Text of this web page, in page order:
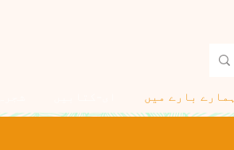
ہمارے بارے میں